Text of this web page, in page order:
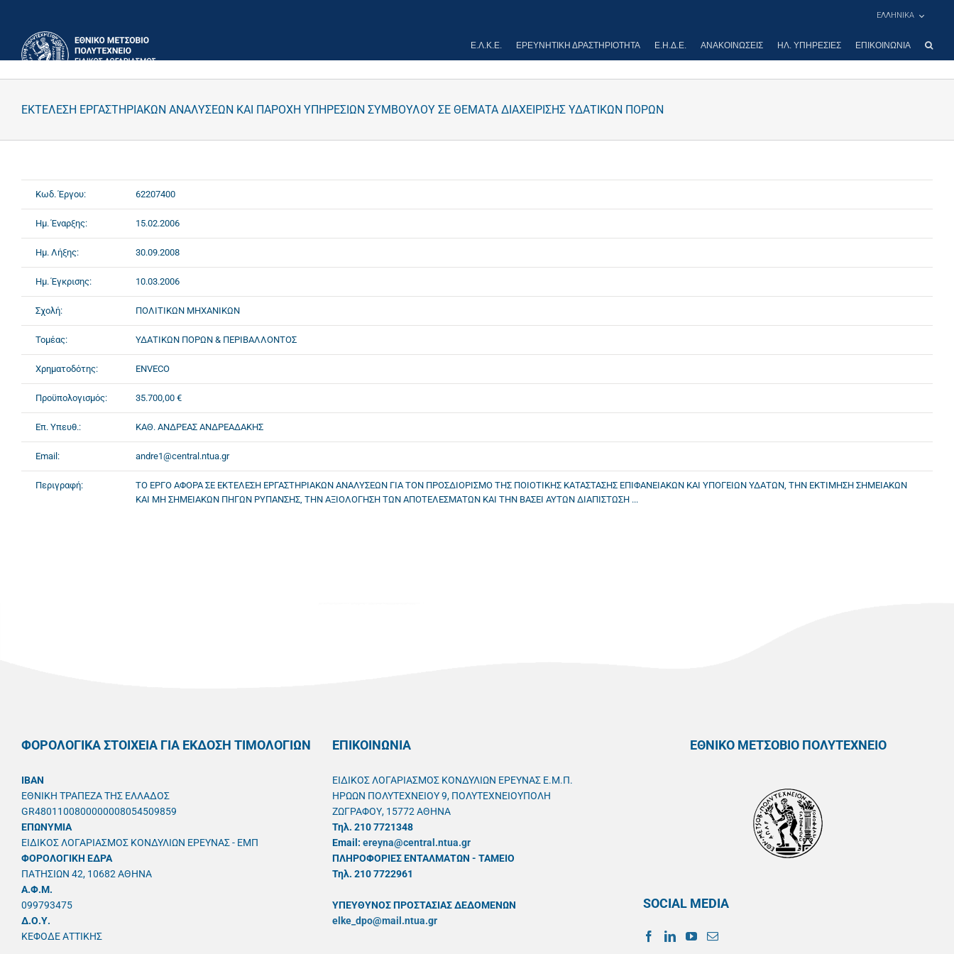
περιεχόμενο
ΕΛΛΗΝΙΚΑ
Ε.Λ.Κ.Ε. ΕΡΕΥΝΗΤΙΚΉ ΔΡΑΣΤΗΡΙΌΤΗΤΑ Ε.Η.Δ.Ε. ΑΝΑΚΟΙΝΏΣΕΙΣ ΗΛ. ΥΠΗΡΕΣΊΕΣ ΕΠΙΚΟΙΝΩΝΊΑ
ΕΚΤΕΛΕΣΗ ΕΡΓΑΣΤΗΡΙΑΚΩΝ ΑΝΑΛΥΣΕΩΝ ΚΑΙ ΠΑΡΟΧΗ ΥΠΗΡΕΣΙΩΝ ΣΥΜΒΟΥΛΟΥ ΣΕ ΘΕΜΑΤΑ ΔΙΑΧΕΙΡΙΣΗΣ ΥΔΑΤΙΚΩΝ ΠΟΡΩΝ
Κωδ. Έργου: 62207400
Ημ. Έναρξης: 15.02.2006
Ημ. Λήξης: 30.09.2008
Ημ. Έγκρισης: 10.03.2006
Σχολή: ΠΟΛΙΤΙΚΩΝ ΜΗΧΑΝΙΚΩΝ
Τομέας: ΥΔΑΤΙΚΩΝ ΠΟΡΩΝ & ΠΕΡΙΒΑΛΛΟΝΤΟΣ
Χρηματοδότης: ENVECO
Προϋπολογισμός: 35.700,00 €
Επ. Υπευθ.: ΚΑΘ. ΑΝΔΡΕΑΣ ΑΝΔΡΕΑΔΑΚΗΣ
Email: andre1@central.ntua.gr
Περιγραφή:
ΤΟ ΕΡΓΟ ΑΦΟΡΑ ΣΕ ΕΚΤΕΛΕΣΗ ΕΡΓΑΣΤΗΡΙΑΚΩΝ ΑΝΑΛΥΣΕΩΝ ΓΙΑ ΤΟΝ ΠΡΟΣΔΙΟΡΙΣΜΟ ΤΗΣ ΠΟΙΟΤΙΚΗΣ ΚΑΤΑΣΤΑΣΗΣ ΕΠΙΦΑΝΕΙΑΚΩΝ ΚΑΙ ΥΠΟΓΕΙΩΝ ΥΔΑΤΩΝ, ΤΗΝ ΕΚΤΙΜΗΣΗ ΣΗΜΕΙΑΚΩΝ
ΚΑΙ ΜΗ ΣΗΜΕΙΑΚΩΝ ΠΗΓΩΝ ΡΥΠΑΝΣΗΣ, ΤΗΝ ΑΞΙΟΛΟΓΗΣΗ ΤΩΝ ΑΠΟΤΕΛΕΣΜΑΤΩΝ ΚΑΙ ΤΗΝ ΒΑΣΕΙ ΑΥΤΩΝ ΔΙΑΠΙΣΤΩΣΗ ...
ΦΟΡΟΛΟΓΙΚΑ ΣΤΟΙΧΕΙΑ ΓΙΑ ΕΚΔΟΣΗ ΤΙΜΟΛΟΓΙΩΝ
IBAN
ΕΘΝΙΚΗ ΤΡΑΠΕΖΑ ΤΗΣ ΕΛΛΑΔΟΣ
GR4801100800000008054509859
ΕΠΩΝΥΜΙΑ
ΕΙΔΙΚΟΣ ΛΟΓΑΡΙΑΣΜΟΣ ΚΟΝΔΥΛΙΩΝ ΕΡΕΥΝΑΣ - ΕΜΠ
ΦΟΡΟΛΟΓΙΚΗ ΕΔΡΑ
ΠΑΤΗΣΙΩΝ 42, 10682 ΑΘΗΝΑ
A.Φ.Μ.
099793475
Δ.Ο.Υ.
ΚΕΦΟΔΕ ΑΤΤΙΚΗΣ
ΕΠΙΚΟΙΝΩΝΙΑ
ΕΙΔΙΚΟΣ ΛΟΓΑΡΙΑΣΜΟΣ ΚΟΝΔΥΛΙΩΝ ΕΡΕΥΝΑΣ Ε.Μ.Π.
ΗΡΩΩΝ ΠΟΛΥΤΕΧΝΕΙΟΥ 9, ΠΟΛΥΤΕΧΝΕΙΟΥΠΟΛΗ
ΖΩΓΡΑΦΟΥ, 15772 ΑΘΗΝΑ
Τηλ. 210 7721348
Email: ereyna@central.ntua.gr
ΠΛΗΡΟΦΟΡΙΕΣ ΕΝΤΑΛΜΑΤΩΝ - ΤΑΜΕΙΟ
Τηλ. 210 7722961
ΥΠΕΥΘYΝΟΣ ΠΡΟΣΤΑΣΙΑΣ ΔΕΔΟΜΕΝΩΝ
elke_dpo@mail.ntua.gr
ΕΘΝΙΚΟ ΜΕΤΣΟΒΙΟ ΠΟΛΥΤΕΧΝΕΙΟ
SOCIAL MEDIA